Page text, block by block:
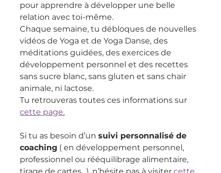
pour apprendre à développer une belle
relation avec toi-même.
Chaque semaine, tu débloques de nouvelles
vidéos de Yoga et de Yoga Danse, des
méditations guidées, des exercices de
développement personnel et des recettes
sans sucre blanc, sans gluten et sans chair
animale, ni lactose.
Tu retrouveras toutes ces informations sur
cette page.
Si tu as besoin d’un suivi personnalisé de
coaching ( en développement personnel,
professionnel ou rééquilibrage alimentaire,